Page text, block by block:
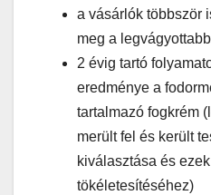
a vásárlók többször
meg a
2 évig tartó
eredménye a
tartalmazó fogkrém
merült fel és került
kiválasztása és
tökéletesítéséhez)